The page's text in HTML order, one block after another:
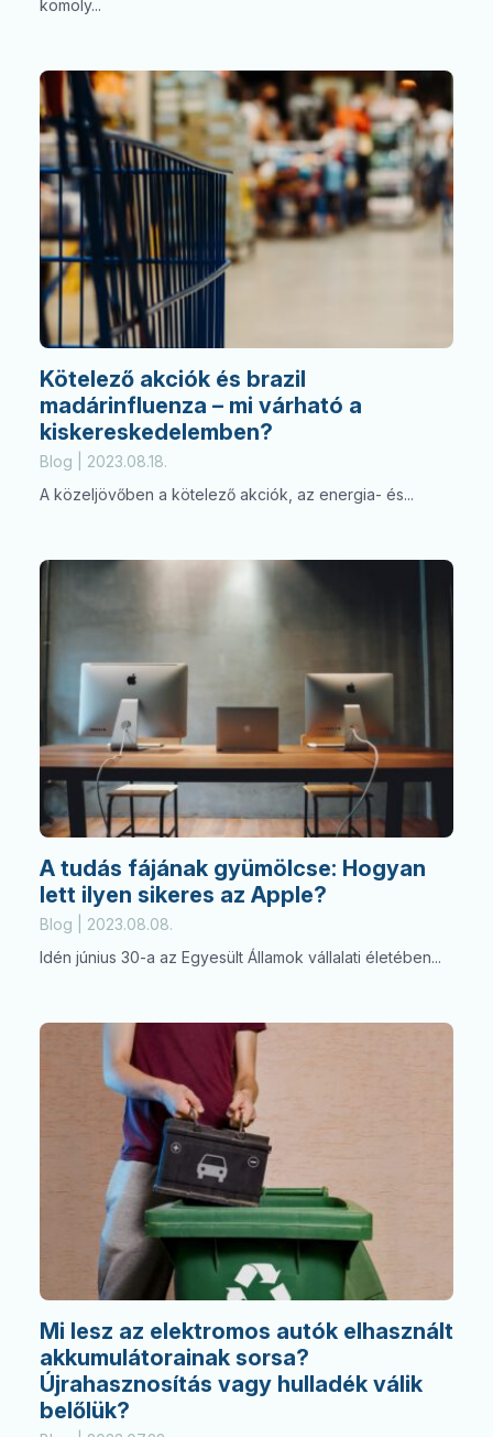
komoly...
Kötelező akciók és brazil
madárinfluenza – mi várható a
kiskereskedelemben?
Blog | 2023.08.18.
A közeljövőben a kötelező akciók, az energia- és...
A tudás fájának gyümölcse: Hogyan
lett ilyen sikeres az Apple?
Blog | 2023.08.08.
Idén június 30-a az Egyesült Államok vállalati életében...
Mi lesz az elektromos autók elhasznált
akkumulátorainak sorsa?
Újrahasznosítás vagy hulladék válik
belőlük?